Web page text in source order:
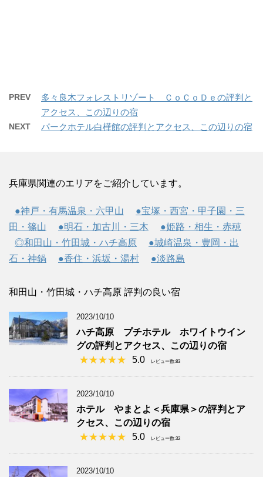
PREV
多々良木フォレストリゾート ＣｏＣｏＤｅの評判と
アクセス、この辺りの宿
NEXT パークホテル白樺館の評判とアクセス、この辺りの宿
兵庫県関連のエリアをご紹介しています。
●神戸・有馬温泉・六甲山
●宝塚・西宮・甲子園・三
田・篠山
●明石・加古川・三木
●姫路・相生・赤穂
◎和田山・竹田城・ハチ高原
●城崎温泉・豊岡・出
石・神鍋
●香住・浜坂・湯村 ●淡路島
和田山・竹田城・ハチ高原 評判の良い宿
2023/10/10
ハチ高原 プチホテル ホワイトウイン
グの評判とアクセス、この辺りの宿
5.0
レビュー数:83
2023/10/10
ホテル やまとよ＜兵庫県＞の評判とア
クセス、この辺りの宿
5.0
レビュー数:32
2023/10/10